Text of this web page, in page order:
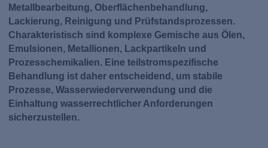
Metallbearbeitung, Oberflächenbehandlung,
Lackierung, Reinigung und Prüfstandsprozessen.
Charakteristisch sind komplexe Gemische aus Ölen,
Emulsionen, Metallionen, Lackpartikeln und
Prozesschemikalien. Eine teilstromspezifische
Behandlung ist daher entscheidend, um stabile
Prozesse, Wasserwiederverwendung und die
Einhaltung wasserrechtlicher Anforderungen
sicherzustellen.